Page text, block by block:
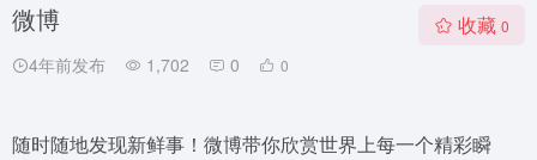
微博
4年前发布 1,702 0 0
收藏 0
随时随地发现新鲜事！微博带你欣赏世界上每一个精彩瞬